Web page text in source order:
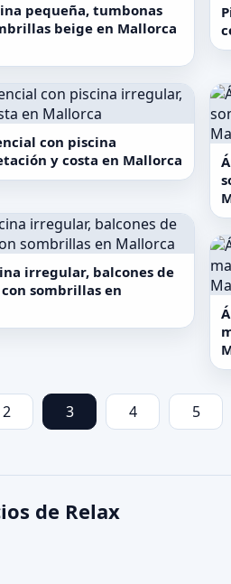
pequeña, tumbonas
beige en Mallorca
con piscina
y costa en Mallorca
irregular, balcones de
sombrillas en
2 3 4 5
de Relax